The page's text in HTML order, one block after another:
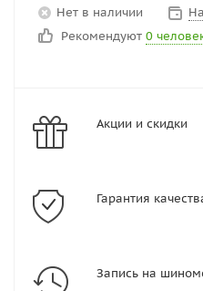
Нет в наличии
Рекомендуют 0
Акции и скидки
Гарантия
Запись на